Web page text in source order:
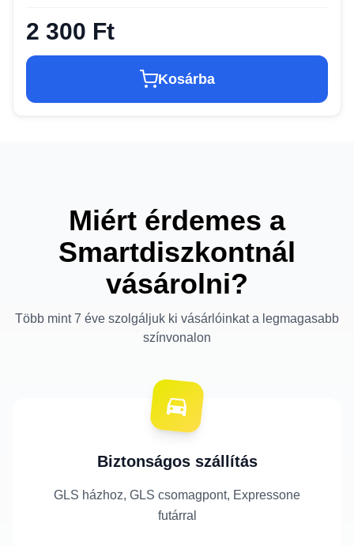
2 300 Ft
Kosárba
Miért érdemes a
Smartdiszkontnál
vásárolni?
Több mint 7 éve szolgáljuk ki vásárlóinkat a legmagasabb
színvonalon
Biztonságos szállítás
GLS házhoz, GLS csomagpont, Expressone
futárral